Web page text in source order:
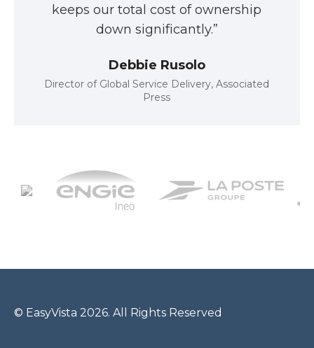
keeps our total cost of ownership
down significantly.”
Debbie Rusolo
Director of Global Service Delivery, Associated
Press
© EasyVista 2026. All Rights Reserved